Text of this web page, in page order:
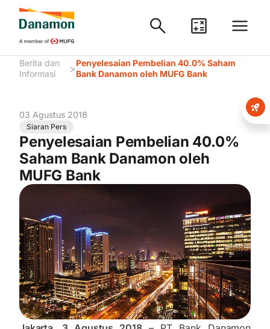
Berita dan
Informasi
>Penyelesaian Pembelian 40.0% Saham
Bank Danamon oleh MUFG Bank
03 Agustus 2018
Siaran Pers
Penyelesaian Pembelian 40.0%
Saham Bank Danamon oleh
MUFG Bank